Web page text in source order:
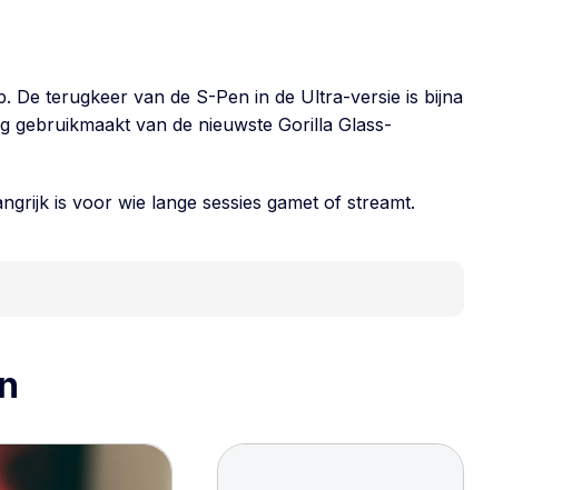
terugkeer van de S-Pen in de Ultra-versie is bijna
van de nieuwste Gorilla Glass-
is voor wie lange sessies gamet of streamt.